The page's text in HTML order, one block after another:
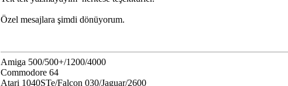
Özel mesajlara şimdi dönüyorum.
Amiga 500/500+/1200/4000
Commodore 64
Atari 1040STe/Falcon 030/Jaguar/2600